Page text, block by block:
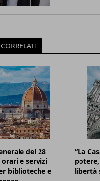
del 28
e servizi
biblioteche e
“La
libertà